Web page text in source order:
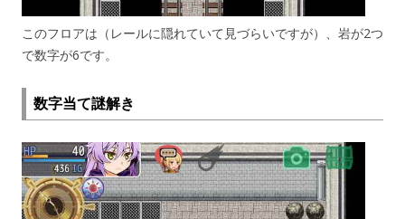
このフロアは（レールに隠れていて見づらいですが）、岩が2つ
で数字が6です。
数字当て謎解き